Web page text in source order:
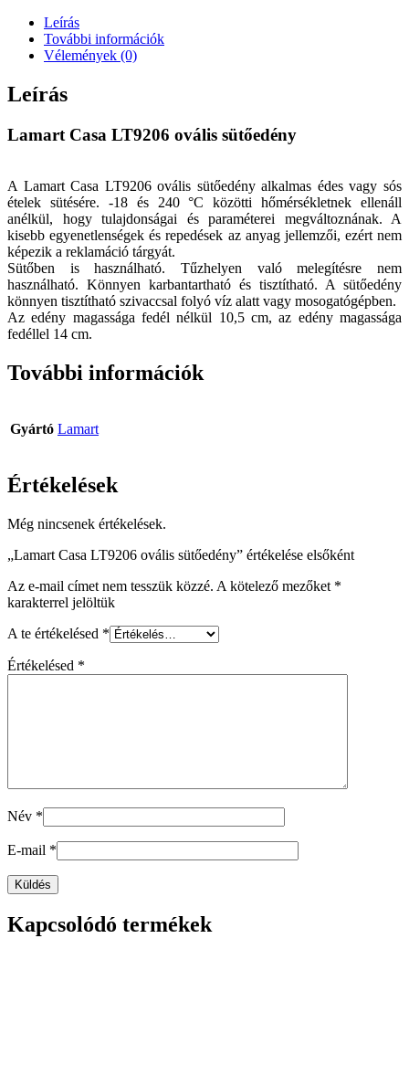
Leírás
További információk
Vélemények (0)
Leírás
Lamart Casa LT9206 ovális sütőedény
A Lamart Casa LT9206 ovális sütőedény alkalmas édes vagy sós
ételek sütésére. -18 és 240 °C közötti hőmérsékletnek ellenáll
anélkül, hogy tulajdonságai és paraméterei megváltoznának. A
kisebb egyenetlenségek és repedések az anyag jellemzői, ezért nem
képezik a reklamáció tárgyát.
Sütőben is használható. Tűzhelyen való melegítésre nem
használható. Könnyen karbantartható és tisztítható. A sütőedény
könnyen tisztítható szivaccsal folyó víz alatt vagy mosogatógépben.
Az edény magassága fedél nélkül 10,5 cm, az edény magassága
fedéllel 14 cm.
További információk
Gyártó Lamart
Értékelések
Még nincsenek értékelések.
„Lamart Casa LT9206 ovális sütőedény” értékelése elsőként
Az e-mail címet nem tesszük közzé. A kötelező mezőket *
karakterrel jelöltük
A te értékelésed *
Értékelésed *
Név *
E-mail *
Kapcsolódó termékek